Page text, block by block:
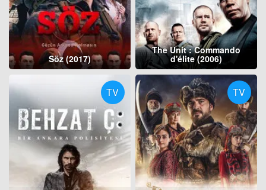
Söz (2017)
The Unit : Commando
d'élite (2006)
TV TV